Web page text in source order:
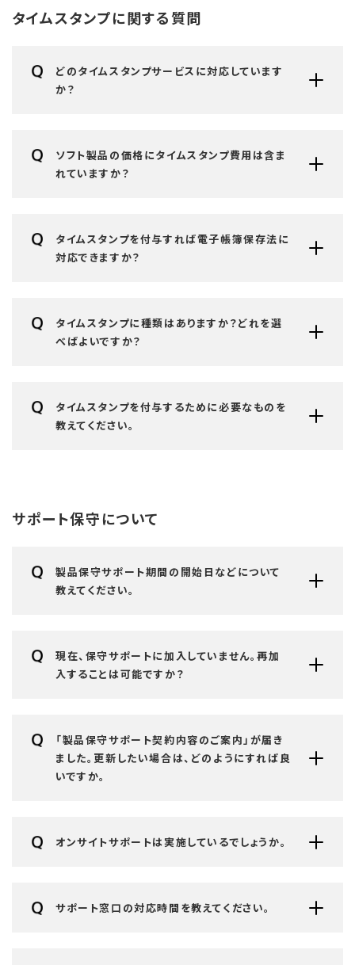
タイムスタンプに関する質問
どのタイムスタンプサービスに対応しています
か？
ソフト製品の価格にタイムスタンプ費用は含ま
れていますか？
タイムスタンプを付与すれば電子帳簿保存法に
対応できますか？
タイムスタンプに種類はありますか？どれを選
べばよいですか？
タイムスタンプを付与するために必要なものを
教えてください。
サポート保守について
製品保守サポート期間の開始日などについて
教えてください。
現在、保守サポートに加入していません。再加
入することは可能ですか？
「製品保守サポート契約内容のご案内」が届き
ました。更新したい場合は、どのようにすれば良
いですか。
オンサイトサポートは実施しているでしょうか。
サポート窓口の対応時間を教えてください。